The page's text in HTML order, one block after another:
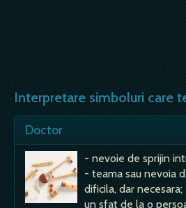
Interpretare simboluri care
Doctor
- nevoie de sprijin
- teama sau nevoia
dificila, dar
un sfat de la o